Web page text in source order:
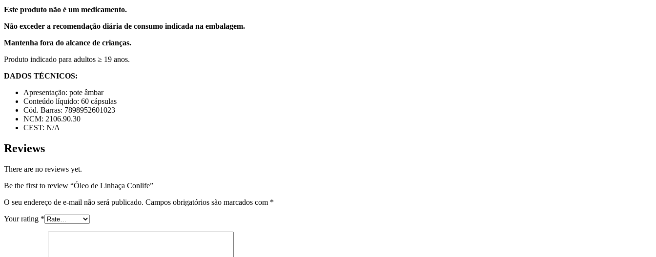
Este produto não é um medicamento.
Não exceder a recomendação diária de consumo indicada na embalagem.
Mantenha fora do alcance de crianças.
Produto indicado para adultos ≥ 19 anos.
DADOS TÉCNICOS:
Apresentação: pote âmbar
Conteúdo líquido: 60 cápsulas
Cód. Barras: 7898952601023
NCM: 2106.90.30
CEST: N/A
Reviews
There are no reviews yet.
Be the first to review “Óleo de Linhaça Conlife”
O seu endereço de e-mail não será publicado. Campos obrigatórios são marcados com *
Your rating *